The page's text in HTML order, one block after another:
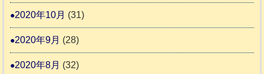
2020年10月 (31)
2020年9月 (28)
2020年8月 (32)